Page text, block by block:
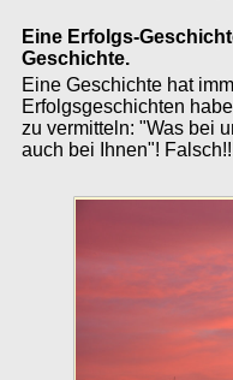
Eine Erfolgs-
Geschichte.
Eine Geschichte hat
Erfolgsgeschichten
zu vermitteln: "Was bei
auch bei Ihnen"!